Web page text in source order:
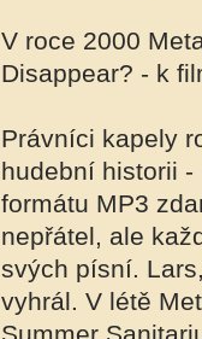
V roce 2000
Disappear? - k
Právníci kapely
hudební historii
formátu MP3
nepřátel, ale
svých písní.
vyhrál. V létě